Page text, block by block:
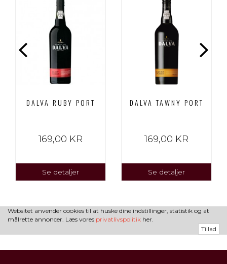
DALVA RUBY PORT
169,00 KR
Se detaljer
DALVA TAWNY PORT
169,00 KR
Se detaljer
Websitet anvender cookies til at huske dine indstillinger, statistik og at
målrette annoncer. Læs vores privatlivspolitik her.
Tillad